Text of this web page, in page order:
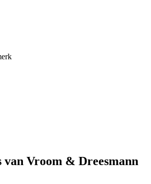
van Vroom & Dreesmann